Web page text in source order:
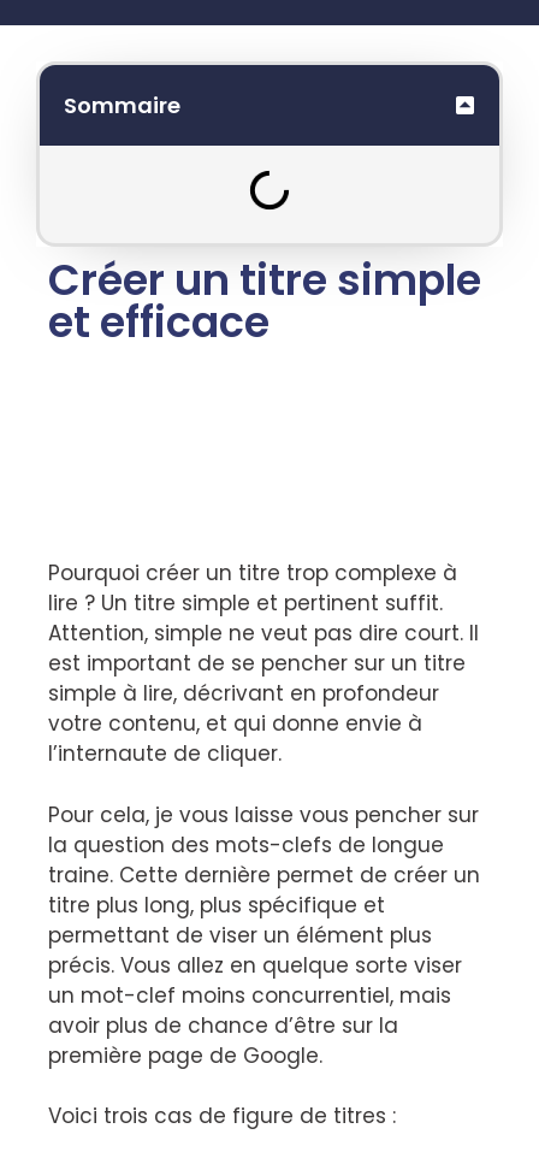
Sommaire
Créer un titre simple
et efficace
Pourquoi créer un titre trop complexe à
lire ? Un titre simple et pertinent suffit.
Attention, simple ne veut pas dire court. Il
est important de se pencher sur un titre
simple à lire, décrivant en profondeur
votre contenu, et qui donne envie à
l’internaute de cliquer.
Pour cela, je vous laisse vous pencher sur
la question des mots-clefs de longue
traine. Cette dernière permet de créer un
titre plus long, plus spécifique et
permettant de viser un élément plus
précis. Vous allez en quelque sorte viser
un mot-clef moins concurrentiel, mais
avoir plus de chance d’être sur la
première page de Google.
Voici trois cas de figure de titres :